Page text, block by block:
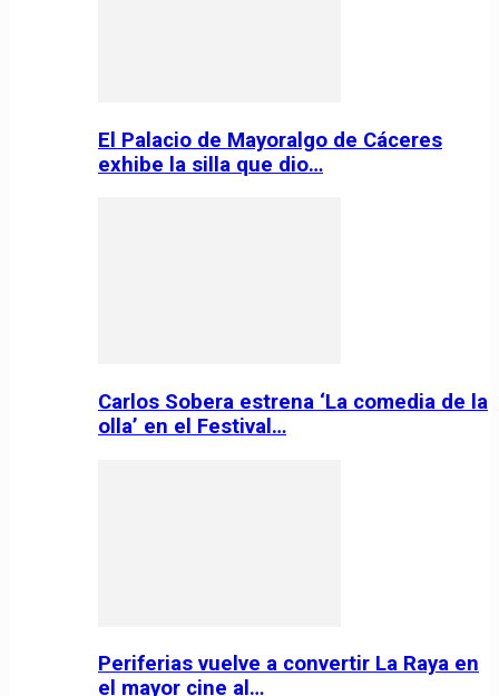
El Palacio de Mayoralgo de Cáceres
exhibe la silla que dio…
Carlos Sobera estrena ‘La comedia de la
olla’ en el Festival…
Periferias vuelve a convertir La Raya en
el mayor cine al…